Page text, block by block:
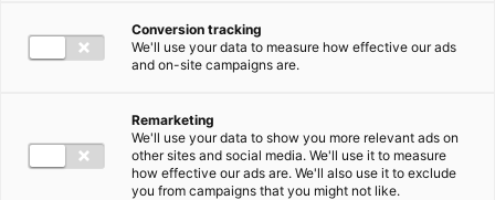
Conversion tracking
We'll use your data to measure how effective our ads
and on-site campaigns are.
Remarketing
We'll use your data to show you more relevant ads on
other sites and social media. We'll use it to measure
how effective our ads are. We'll also use it to exclude
you from campaigns that you might not like.